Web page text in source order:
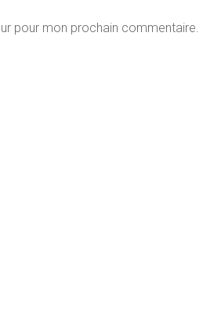
pour mon prochain commentaire.